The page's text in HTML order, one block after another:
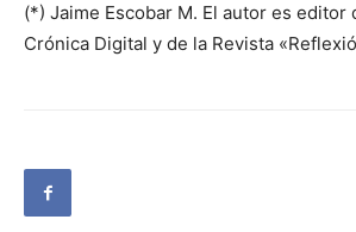
(*) Jaime Escobar M. El autor es editor
Crónica Digital y de la Revista